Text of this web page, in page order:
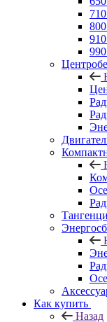
Как купить
Назад